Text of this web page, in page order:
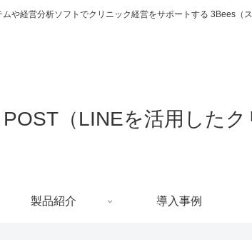
や経営分析ソフトでクリニック経営をサポートする 3Bees（ス
製品紹介 導入事例